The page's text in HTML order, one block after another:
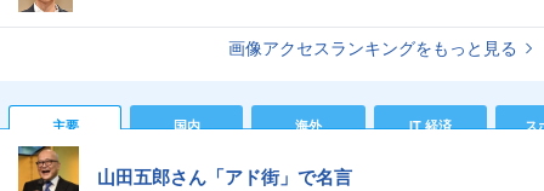
画像アクセスランキングをもっと見る
主要 国内 海外 IT 経済 ス
山田五郎さん「アド街」で名言